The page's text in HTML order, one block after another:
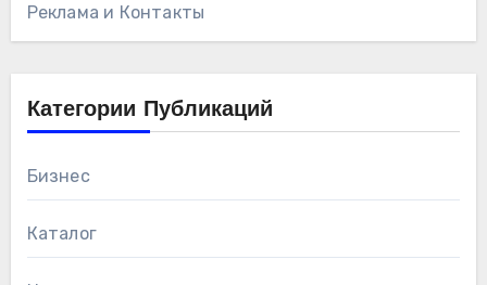
Реклама и Контакты
Категории Публикаций
Бизнес
Каталог